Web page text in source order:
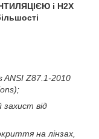
і H2X
ANSI Z87.1-2010
);
від
на лінзах,